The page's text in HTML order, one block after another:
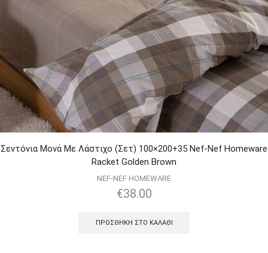
Σεντόνια Μονά Με Λάστιχο (Σετ) 100×200+35 Nef-Nef Homeware
Racket Golden Brown
NEF-NEF HOMEWARE
€38.00
ΠΡΟΣΘΉΚΗ ΣΤΟ ΚΑΛΆΘΙ